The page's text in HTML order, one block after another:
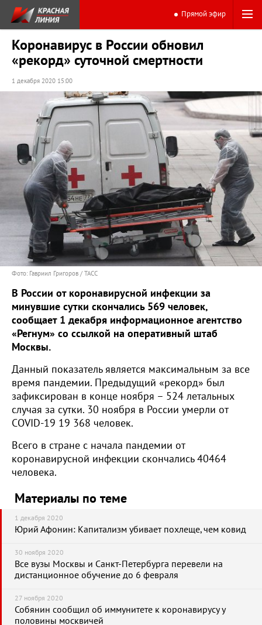
Прямой эфир
Коронавирус в России обновил
«рекорд» суточной смертности
1 декабря 2020 15:00
Фото: Гавриил Григоров / ТАСС
В России от коронавирусной инфекции за
минувшие сутки скончались 569 человек,
сообщает 1 декабря информационное агентство
«Регнум» со ссылкой на оперативный штаб
Москвы.
Данный показатель является максимальным за все
время пандемии. Предыдущий «рекорд» был
зафиксирован в конце ноября – 524 летальных
случая за сутки. 30 ноября в России умерли от
COVID-19 19 368 человек.
Всего в стране с начала пандемии от
коронавирусной инфекции скончались 40464
человека.
Материалы по теме
1 декабря 2020
Юрий Афонин: Капитализм убивает похлеще, чем ковид
30 ноября 2020
Все вузы Москвы и Санкт-Петербурга перевели на
дистанционное обучение до 6 февраля
27 ноября 2020
Собянин сообщил об иммунитете к коронавирусу у
половины москвичей